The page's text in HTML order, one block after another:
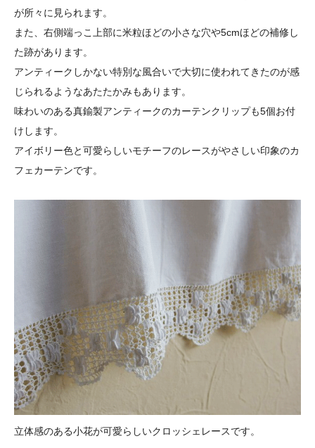
が所々に見られます。
また、右側端っこ上部に米粒ほどの小さな穴や5cmほどの補修し
た跡があります。
アンティークしかない特別な風合いで大切に使われてきたのが感
じられるようなあたたかみもあります。
味わいのある真鍮製アンティークのカーテンクリップも5個お付
けします。
アイボリー色と可愛らしいモチーフのレースがやさしい印象のカ
フェカーテンです。
立体感のある小花が可愛らしいクロッシェレースです。